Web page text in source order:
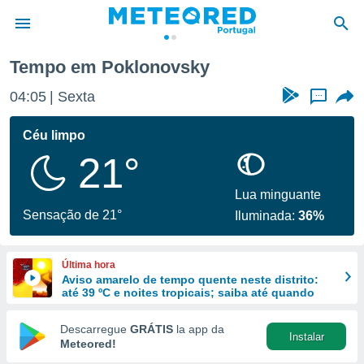
da
foi
fornecidas
a este
das
e
forma
digital
Tempo em Poklonovsky
04:05 Sexta ...
Céu limpo
21°
Sensação de 21°
Lua minguante
Iluminada:36%
Última hora
Aviso amarelo de tempo quente neste distrito:
até 39 ºC e noites tropicais; saiba até quando
Descarregue GRÁTIS la app da
Meteored!
Instalar